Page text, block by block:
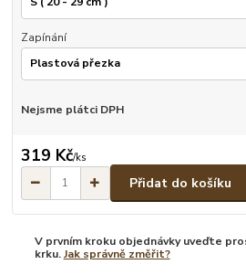
Zapínání
Nejsme plátci DPH
319 Kč/ks
Přidat do košíku
V prvním kroku objednávky uveďte
krku.Jak správně změřit?